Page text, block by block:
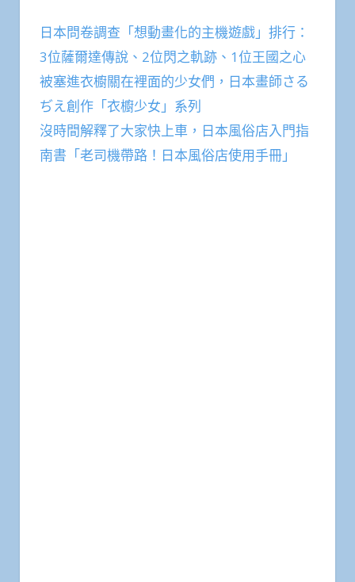
日本問卷調查「想動畫化的主機遊戲」排行：
3位薩爾達傳說、2位閃之軌跡、1位王國之心
被塞進衣櫥關在裡面的少女們，日本畫師さる
ぢえ創作「衣櫥少女」系列
沒時間解釋了大家快上車，日本風俗店入門指
南書「老司機帶路！日本風俗店使用手冊」